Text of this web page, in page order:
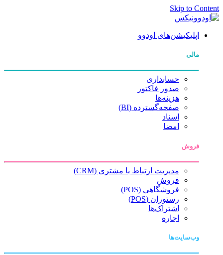
Skip to Content
اپلیکیشن‌های اودوو
مالی
حسابداری
صدور فاکتور
هزینه‌ها
صفحه‌گسترده (BI)
اسناد
امضا
فروش
مدیریت ارتباط با مشتری (CRM)
فروش
فروشگاهی (POS)
رستوران (POS)
اشتراک‌ها
اجاره
وب‌سایت‌ها